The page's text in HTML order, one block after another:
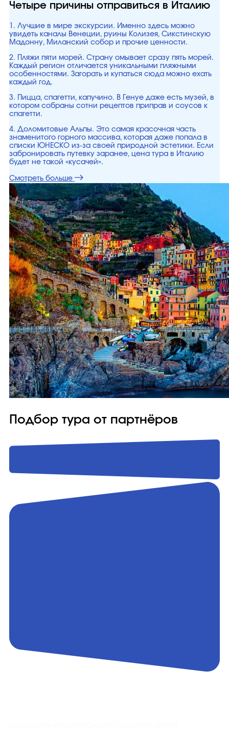
Четыре причины отправиться в Италию
1. Лучшие в мире экскурсии. Именно здесь можно
увидеть каналы Венеции, руины Колизея, Сикстинскую
Мадонну, Миланский собор и прочие ценности.
2. Пляжи пяти морей. Страну омывает сразу пять морей.
Каждый регион отличается уникальными пляжными
особенностями. Загорать и купаться сюда можно ехать
каждый год.
3. Пицца, спагетти, капучино. В Генуе даже есть музей, в
котором собраны сотни рецептов приправ и соусов к
спагетти.
4. Доломитовые Альпы. Это самая красочная часть
знаменитого горного массива, которая даже попала в
списки ЮНЕСКО из-за своей природной эстетики. Если
забронировать путевку заранее, цена тура в Италию
будет не такой «кусачей».
Смотреть больше
Подбор тура от партнёров